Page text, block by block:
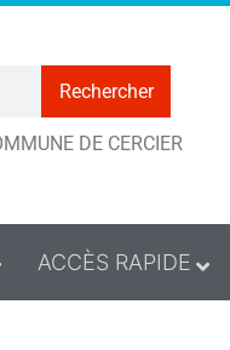
Rechercher
DE CERCIER
ACCÈS RAPIDE